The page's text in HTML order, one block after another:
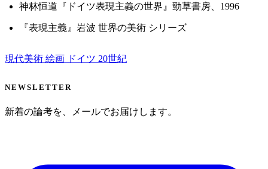
神林恒道『ドイツ表現主義の世界』勁草書房、1996
『表現主義』岩波 世界の美術 シリーズ
現代美術 絵画 ドイツ 20世紀
NEWSLETTER
新着の論考を、メールでお届けします。